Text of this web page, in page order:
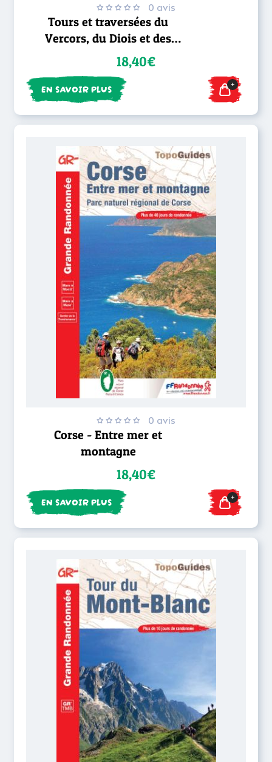
0 avis
Tours et traversées du
Vercors, du Diois et des
Baronnies - GR® 9
18,40€
EN SAVOIR PLUS +
0 avis
Corse - Entre mer et
montagne
18,40€
EN SAVOIR PLUS +